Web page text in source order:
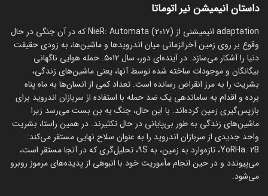
داستان انیمیشن نیر اتوماتا
adaptation انیمیشنی از NieR: Automata (۲۰۱۷) که در آن جنگی در حال
وقوع بر روی زمین آخرالزمانی میان اندرویدها و ماشین‌ها، به زودی حقیقت
دنیا را آشکار می‌سازد. در آینده‌ای دور، سال ۵۰۱۲. حمله هوایی ناگهانی
بیگانگان و موجودات ساخته شده توسط آنها، یعنی ماشین‌های زندگی،
بشریت را به مرز انقراض رسانده است. تعداد کمی از انسان‌ها به ماه پناه
برده و اقدام به ساماندهی یک ضد حمله با استفاده از سربازان اندروید برای
بازپس‌گیری زمین کرده‌اند. با این حال، جنگ به بن بست می‌رسد زیرا
ماشین‌های زندگی به طور بی‌پایانی در حال تکثیرند. در همین راستا، بشریت
واحد جدیدی از سربازان اندروید را به عنوان سلاح نهایی مستقر می‌کند:
YoRHa. ۲B، تازه‌وارد به زمین، به ۹S، تحلیل‌گری که در آنجا مستقر است،
می‌پیوندد و در حین انجام مأموریت خود با انبوهی از پدیده‌های مرموز روبرو
می‌شود.